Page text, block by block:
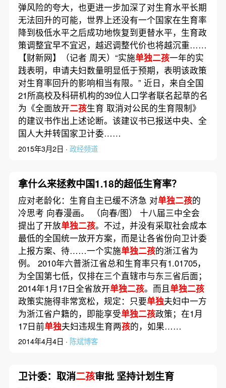
弹风险的夸大，也更进一步加深了对生育水平长期
无法回升的可能，世界上还没有一个国家在生育率
降到极低水平之后成功地恢复到更替水平，生育政
策调整宜早不宜迟，越迟调整代价也将越沉重……
【财新网】（记者 周天）“实施单独二孩一年的实
践表明，申请夫妇数量明显低于预期，表明该政策
对生育率回升的影响相当有限。” 近日，来自全国
21所高校及科研机构的39位人口学者联名起草的名
为《全面放开二孩生育 取消对公民的生育限制》
的建议书作出上述论断。该建议书已报送中央、全
国人大并转国家卫计委……
2015年3月2日 · 政经频道
拿什么来拯救中国1.18的超低生育率？
应对老龄化：生育自主已缓不济急 对单独二孩的
冷思考 向春漫画。 （向春/图） 十八届三中全会
提出了开放单独二孩。不过，并没有采取社会成本
最低的全国统一放开方案，而是让各省份向卫计委
上报方案、待……一个实施单独二孩的浙江省为
例。 2010年六普浙江省总和生育率只有1.01705，
为全国第七低，仅排在三个直辖市与东三省后面；
2014年1月17日全省放开单独二孩。而且单独二孩
政策实施得非常宽松，规定：只要单独夫妇中一方
为浙江省户籍的，即能享受单独二孩政策；在1月
17日前单独夫妇违规生育两孩的，如果……
2014年4月4日 · 陈斌博客
卫计委：取消二孩审批 坚持计划生育